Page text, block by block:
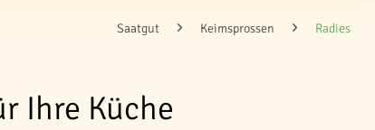
Saatgut Keimsprossen Radies
Ihre Küche